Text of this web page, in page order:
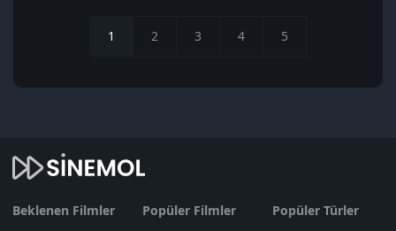
1 2 3 4 5
Beklenen Filmler
Popüler Filmler
Popüler Türler